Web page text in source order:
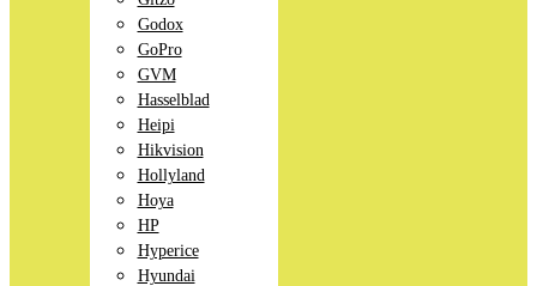
Godox
GoPro
GVM
Hasselblad
Heipi
Hikvision
Hollyland
Hoya
HP
Hyperice
Hyundai